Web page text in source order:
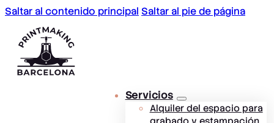
Saltar al contenido principal Saltar al pie de página
Servicios
Alquiler del espacio para